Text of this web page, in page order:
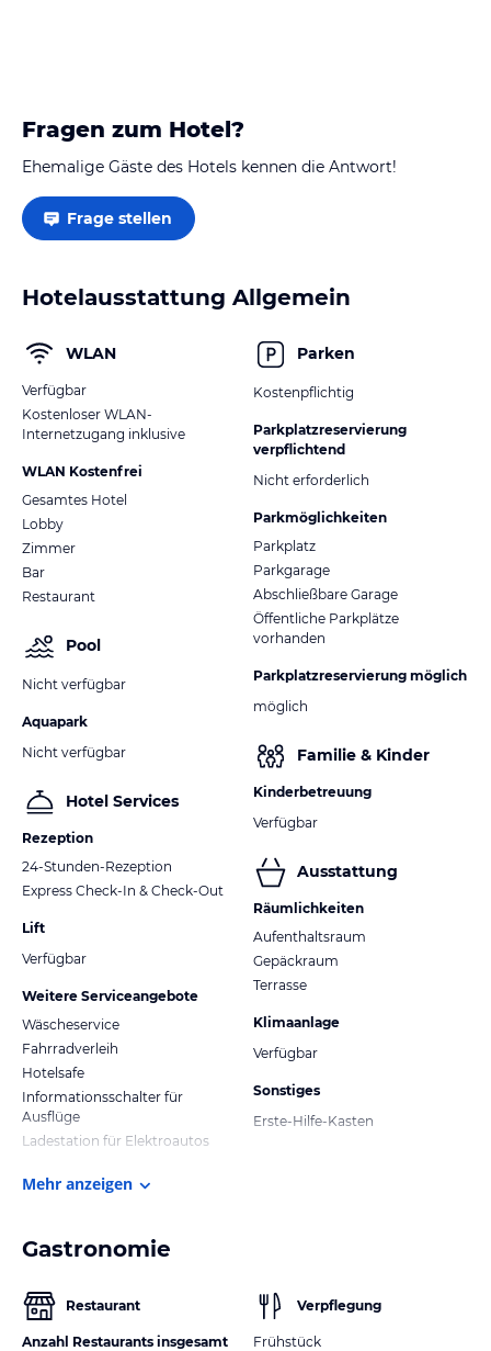
Fragen zum Hotel?
Ehemalige Gäste des Hotels kennen die Antwort!
Frage stellen
Hotelausstattung Allgemein
WLAN
Verfügbar
Kostenloser WLAN-
Internetzugang inklusive
WLAN Kostenfrei
Gesamtes Hotel
Lobby
Zimmer
Bar
Restaurant
Pool
Nicht verfügbar
Aquapark
Nicht verfügbar
Hotel Services
Rezeption
24-Stunden-Rezeption
Express Check-In & Check-Out
Lift
Verfügbar
Weitere Serviceangebote
Wäscheservice
Fahrradverleih
Hotelsafe
Informationsschalter für
Ausflüge
Ladestation für Elektroautos
Parken
Kostenpflichtig
Parkplatzreservierung
verpflichtend
Nicht erforderlich
Parkmöglichkeiten
Parkplatz
Parkgarage
Abschließbare Garage
Öffentliche Parkplätze
vorhanden
Parkplatzreservierung möglich
möglich
Familie & Kinder
Kinderbetreuung
Verfügbar
Ausstattung
Räumlichkeiten
Aufenthaltsraum
Gepäckraum
Terrasse
Klimaanlage
Verfügbar
Sonstiges
Erste-Hilfe-Kasten
Mehr anzeigen
Gastronomie
Restaurant
Anzahl Restaurants insgesamt
Verpflegung
Frühstück